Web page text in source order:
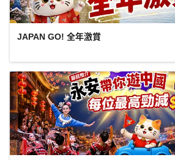
JAPAN GO! 全年激賞